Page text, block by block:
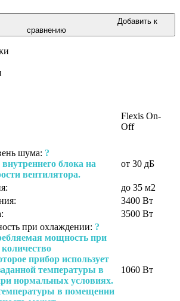
Добавить к
сравнению
Flexis On-
Off
шума: ?
блока на
вентилятора.
от 30 дБ
до 35 м2
3400 Вт
3500 Вт
при охлаждении: ?
мощность при
прибор использует
температуры в
нормальных условиях.
в помещении
1060 Вт